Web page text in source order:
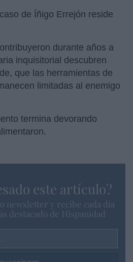
de Íñigo Errejón reside
durante años a
inquisitorial descubren
que las herramientas de
limitadas al enemigo
termina devorando
este artículo?
newsletter y recibe cada dia
destacado de Hispanidad